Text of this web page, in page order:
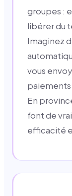
groupes :
libérer du
Imaginez
vous
En
font de
efficacité